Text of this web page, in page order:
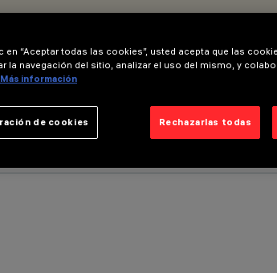
en “Aceptar todas las cookies”, usted acepta que las
la navegación del sitio, analizar el uso del mismo, y
Más información
Rechazarlas todas
de cookies